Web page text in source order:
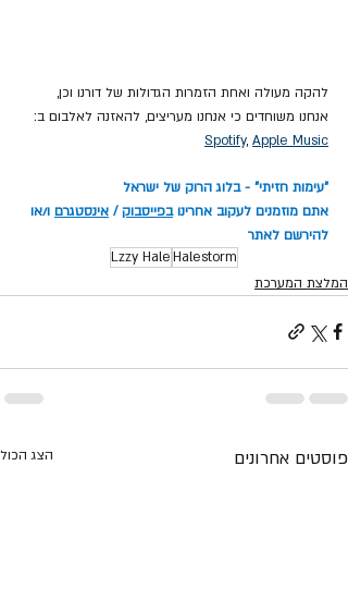
להקה מעולה ואחת הזמרות הגדולות של דורנו וכן,
אנחנו משוחדים כי אנחנו מעריצים, להאזנה לאלבום ב:
Spotify, Apple Music
"עימות חזיתי" - בלוג הרוק של ישראל
אתם מוזמנים לעקוב אחרינו בפייסבוק / אינסטגרם ו/או
להירשם לאתר
Halestorm
Lzzy Hale
המלצת המערכת
פוסטים אחרונים הצג הכול